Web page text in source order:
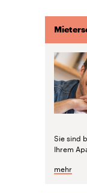
Sie sind
Ihrem
mehr